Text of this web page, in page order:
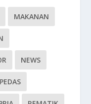
MAKANAN
NEWS
PEDAS